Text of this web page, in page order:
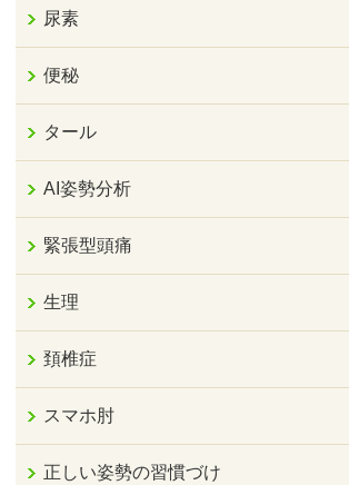
尿素
便秘
タール
AI姿勢分析
緊張型頭痛
生理
頚椎症
スマホ肘
正しい姿勢の習慣づけ